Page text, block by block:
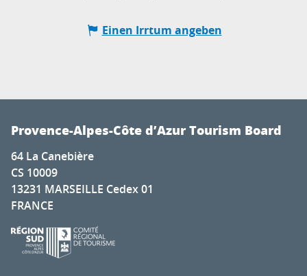
Einen Irrtum angeben
Provence-Alpes-Côte d’Azur Tourism Board
64 La Canebière
CS 10009
13231 MARSEILLE Cedex 01
FRANCE